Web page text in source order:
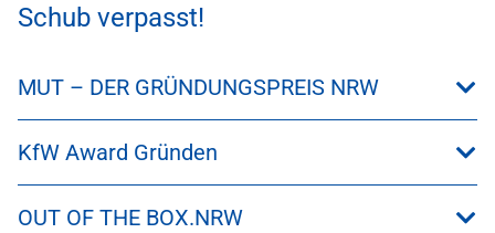
Schub verpasst!
MUT – DER GRÜNDUNGSPREIS NRW
KfW Award Gründen
OUT OF THE BOX.NRW